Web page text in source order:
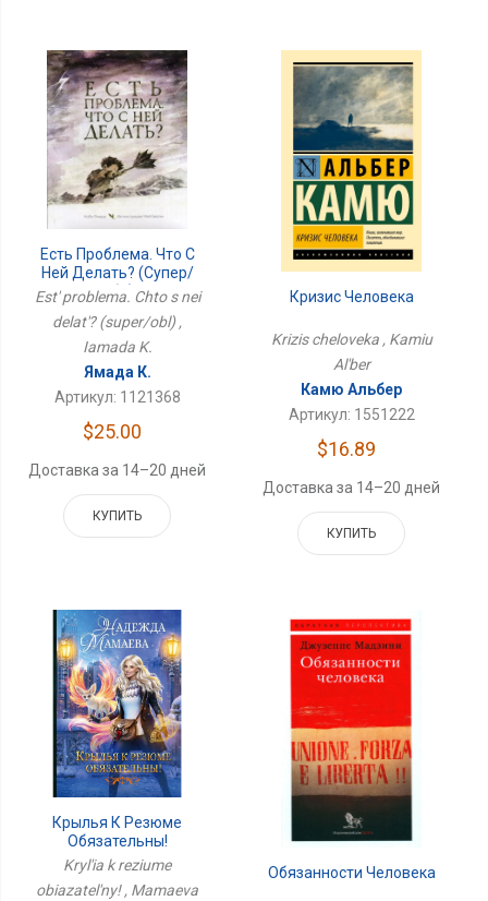
Есть Проблема. Что С
Ней Делать? (супер/
Обл)
Est' problema. Chto s nei
delat'? (super/obl) ,
Iamada K.
Ямада К.
Артикул: 1121368
$25.00
Доставка за 14–20 дней
КУПИТЬ
Кризис Человека
Krizis cheloveka , Kamiu
Al'ber
Камю Альбер
Артикул: 1551222
$16.89
Доставка за 14–20 дней
КУПИТЬ
Крылья К Резюме
Обязательны!
Kryl'ia k reziume
obiazatel'ny! , Mamaeva
Обязанности Человека